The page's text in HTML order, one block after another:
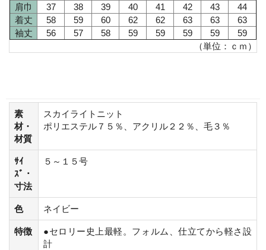
肩巾
37 38 39 40 41 42 43
44
着丈
58 59 60 62 62 63 63
63
袖丈
56 57 58 59 59 59 59
59
（単位：ｃｍ）
素
材・
材質
スカイライトニット
ポリエステル７５％、アクリル２２％、毛３％
ｻｲ
ｽﾞ・
寸法
５～１５号
色 ネイビー
特徴
●セロリー史上最軽。フォルム、仕立てから軽さ設
計